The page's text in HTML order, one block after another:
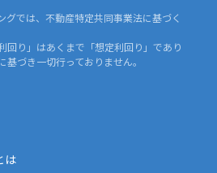
グでは、不動産特定共同事業法に基づく
回り」はあくまで「想定利回り」であり
基づき一切行っておりません。
は